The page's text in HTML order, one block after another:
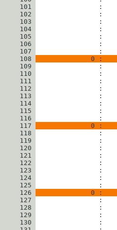
     101
     102
     103
                :
     104
                :
*
     105
                :
     106
                :
     107
                :
     108
              0 :
     109
                :
     110
     111
     112
                :
     113
                :
*
     114
                :
     115
                :
     116
                :
     117
              0 :
     118
                :
     119
     120
     121
                :
     122
                :
*
     123
                :
     124
                :
     125
                :
     126
              0 :
     127
                :
     128
     129
     130
                :